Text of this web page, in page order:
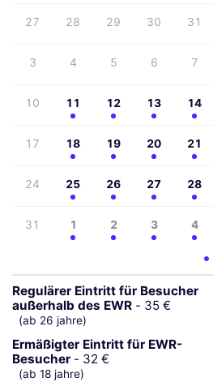
27 28 29 30 31
3 4 5 6 7
10 11 12 13 14
17 18 19 20 21
24 25 26 27 28
31 1 2 3 4
Regulärer Eintritt für Besucher
außerhalb des EWR - 35 €
(ab 26 jahre)
Ermäßigter Eintritt für EWR-
Besucher - 32 €
(ab 18 jahre)